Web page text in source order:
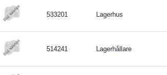
533201 Lagerhus
514241 Lagerhållare